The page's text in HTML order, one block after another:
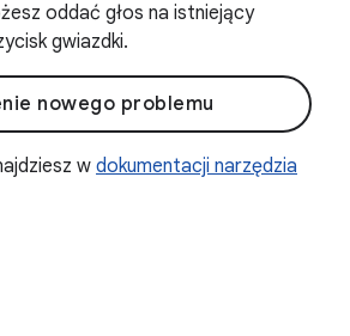
oddać głos na istniejący
gwiazdki.
nowego problemu
w dokumentacji narzędzia